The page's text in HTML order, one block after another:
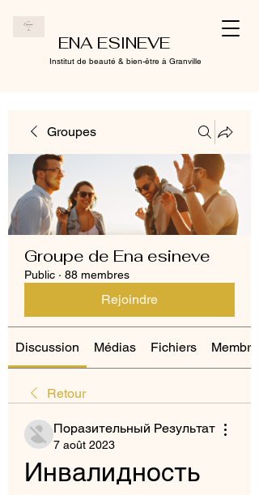
ENA ESINEVE
Institut de beauté & bien-être à Granville
Groupes
Groupe de Ena esineve
Public · 88 membres
Rejoindre
Discussion Médias Fichiers Membres
Retour
Поразительный Результат
7 août 2023
Инвалидность